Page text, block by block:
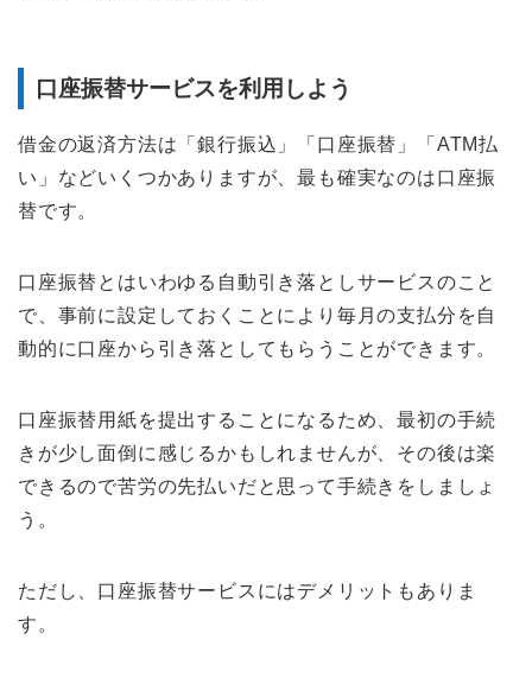
口座振替サービスを利用しよう
借金の返済方法は「銀行振込」「口座振替」「ATM払
い」などいくつかありますが、最も確実なのは口座振
替です。
口座振替とはいわゆる自動引き落としサービスのこと
で、事前に設定しておくことにより毎月の支払分を自
動的に口座から引き落としてもらうことができます。
口座振替用紙を提出することになるため、最初の手続
きが少し面倒に感じるかもしれませんが、その後は楽
できるので苦労の先払いだと思って手続きをしましょ
う。
ただし、口座振替サービスにはデメリットもありま
す。